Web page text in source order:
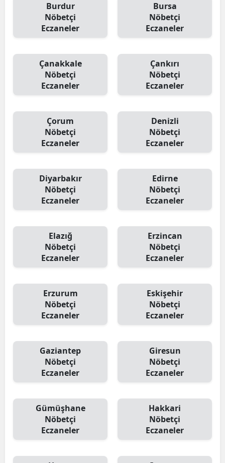
Burdur
Nöbetçi
Eczaneler
Bursa
Nöbetçi
Eczaneler
Çanakkale
Nöbetçi
Eczaneler
Çankırı
Nöbetçi
Eczaneler
Çorum
Nöbetçi
Eczaneler
Denizli
Nöbetçi
Eczaneler
Diyarbakır
Nöbetçi
Eczaneler
Edirne
Nöbetçi
Eczaneler
Elazığ
Nöbetçi
Eczaneler
Erzincan
Nöbetçi
Eczaneler
Erzurum
Nöbetçi
Eczaneler
Eskişehir
Nöbetçi
Eczaneler
Gaziantep
Nöbetçi
Eczaneler
Giresun
Nöbetçi
Eczaneler
Gümüşhane
Nöbetçi
Eczaneler
Hakkari
Nöbetçi
Eczaneler